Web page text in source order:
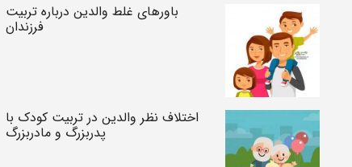
باورهای غلط والدین درباره تربیت
فرزندان
اختلاف نظر والدین در تربیت کودک با
پدربزرگ و مادربزرگ